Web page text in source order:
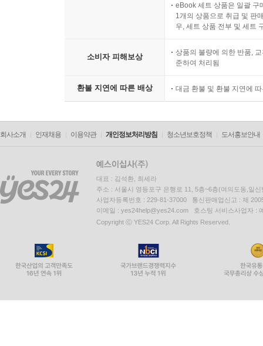
eBook 세트 상품은 일괄 구
1개의 상품으로 취급 및 판
우, 세트 상품 전부 및 세트
소비자 피해보상
상품의 불량에 의한 반품,
준하여 처리됨
환불 지연에 따른 배상 대금 환불 및 환불 지연에
회사소개 인재채용 이용약관 개인정보처리방침 청소년보호정책 도서홍보안내
대표 : 김석환, 최세라
주소 : 서울시 영등포구 은행로 11, 5층~6층(여의도동,일신
사업자등록번호 : 229-81-37000 통신판매업신고 : 제
이메일 : yes24help@yes24.com 호스팅 서비스사업자 :
Copyright ⓒ YES24 Corp. All Rights Reserved.